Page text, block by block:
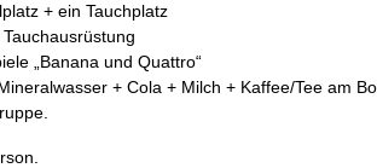
+ ein Tauchplatz
„Banana und Quattro“
+ Cola + Milch + Kaffee/Tee am